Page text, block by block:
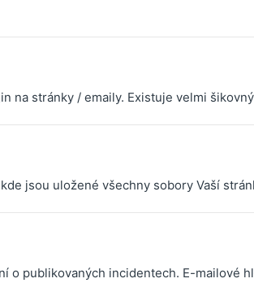
na stránky / emaily. Existuje velmi
jsou uložené všechny sobory Vaší
o publikovaných incidentech. E-mailové